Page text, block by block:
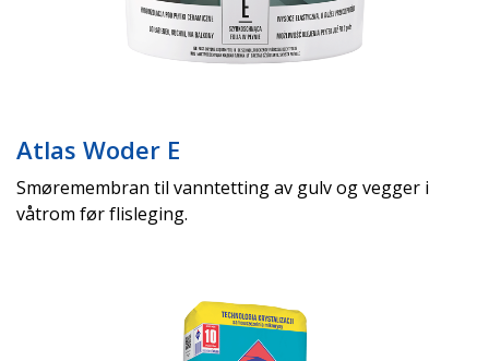
Atlas Woder E
Smøremembran til vanntetting av gulv og vegger i
våtrom før flisleging.